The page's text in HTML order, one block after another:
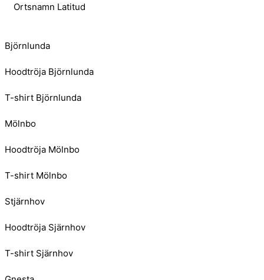
Ortsnamn Latitud
Björnlunda
Hoodtröja Björnlunda
T-shirt Björnlunda
Mölnbo
Hoodtröja Mölnbo
T-shirt Mölnbo
Stjärnhov
Hoodtröja Sjärnhov
T-shirt Sjärnhov